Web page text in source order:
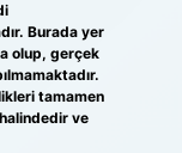
Burada yer
olup, gerçek
tamamen
ve